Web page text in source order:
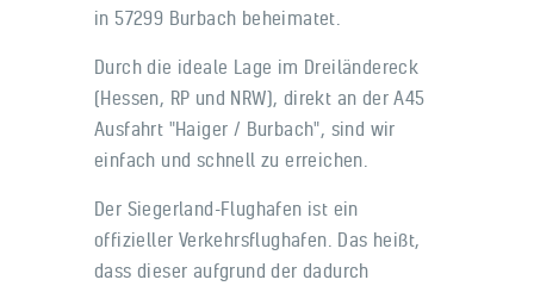
in 57299 Burbach beheimatet.
Durch die ideale Lage im Dreiländereck
(Hessen, RP und NRW), direkt an der A45
Ausfahrt "Haiger / Burbach", sind wir
einfach und schnell zu erreichen.
Der Siegerland-Flughafen ist ein
offizieller Verkehrsflughafen. Das heißt,
dass dieser aufgrund der dadurch